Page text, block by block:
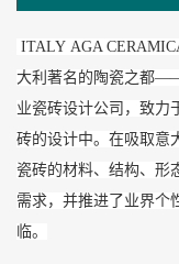
ITALY AGA
大利著名的陶瓷之都
业瓷砖设计公司，致力
砖的设计中。在吸取意
瓷砖的材料、结构、形
需求，并推进了业界个
临。